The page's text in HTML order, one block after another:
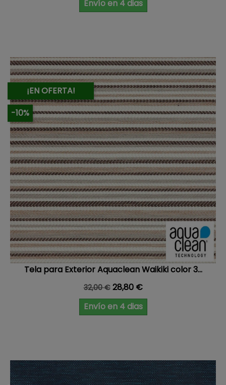
Envío en 4 dias
¡EN OFERTA!
-10%
Tela para Exterior Aquaclean Waikiki color 3...
Precio base
32,00 € Precio
28,80 €
Envío en 4 dias